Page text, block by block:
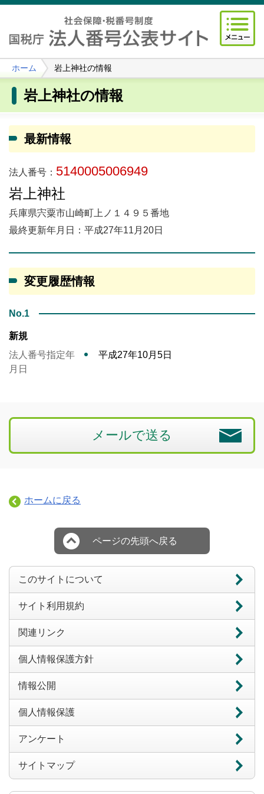
ホーム 岩上神社の情報
岩上神社の情報
最新情報
法人番号： 5140005006949
岩上神社
兵庫県宍粟市山崎町上ノ１４９５番地
最終更新年月日：平成27年11月20日
変更履歴情報
No.1
新規
法人番号指定年
月日
平成27年10月5日
メールで送る
ホームに戻る
ページの先頭へ戻る
このサイトについて
サイト利用規約
関連リンク
個人情報保護方針
情報公開
個人情報保護
アンケート
サイトマップ